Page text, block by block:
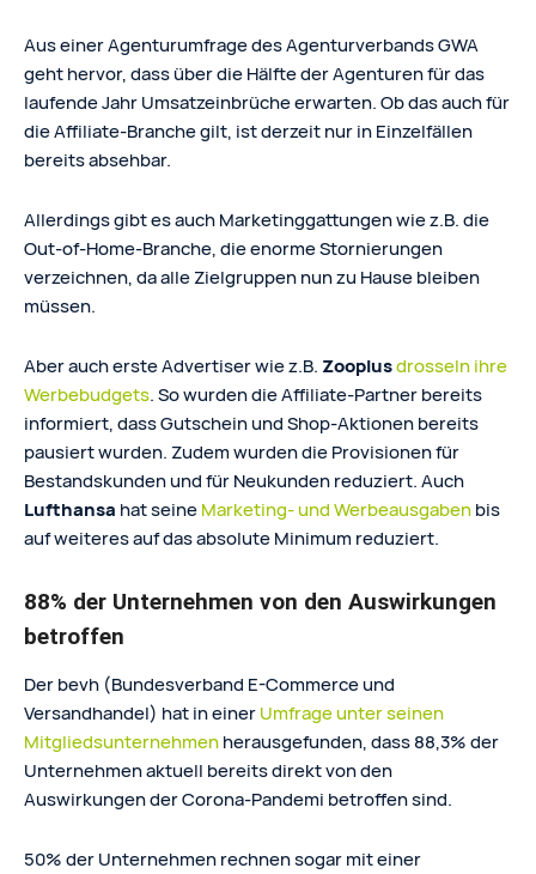
Aus einer Agenturumfrage des Agenturverbands GWA
geht hervor, dass über die Hälfte der Agenturen für das
laufende Jahr Umsatzeinbrüche erwarten. Ob das auch für
die Affiliate-Branche gilt, ist derzeit nur in Einzelfällen
bereits absehbar.
Allerdings gibt es auch Marketinggattungen wie z.B. die
Out-of-Home-Branche, die enorme Stornierungen
verzeichnen, da alle Zielgruppen nun zu Hause bleiben
müssen.
Aber auch erste Advertiser wie z.B.Zooplusdrosseln ihre
Werbebudgets. So wurden die Affiliate-Partner bereits
informiert, dass Gutschein und Shop-Aktionen bereits
pausiert wurden. Zudem wurden die Provisionen für
Bestandskunden und für Neukunden reduziert. Auch
Lufthansa hat seineMarketing- und Werbeausgabenbis
auf weiteres auf das absolute Minimum reduziert.
88% der Unternehmen von den Auswirkungen
betroffen
Der bevh (Bundesverband E-Commerce und
Versandhandel) hat in einerUmfrage unter seinen
Mitgliedsunternehmenherausgefunden, dass 88,3% der
Unternehmen aktuell bereits direkt von den
Auswirkungen der Corona-Pandemi betroffen sind.
50% der Unternehmen rechnen sogar mit einer